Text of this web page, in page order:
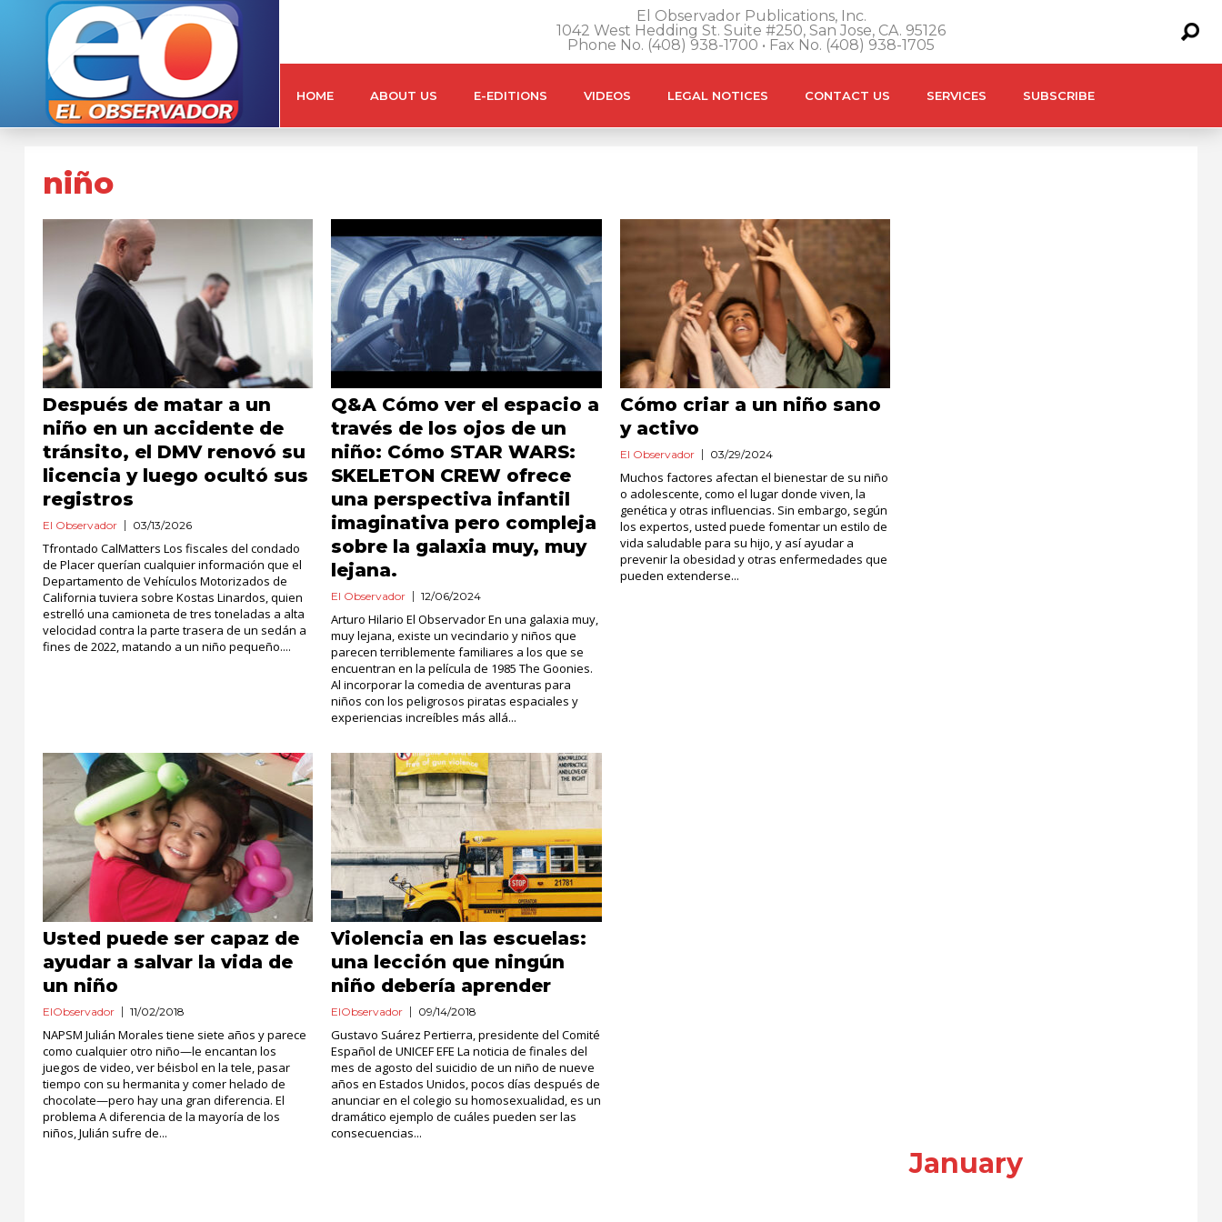
El Observador Publications, Inc.
1042 West Hedding St. Suite #250, San Jose, CA. 95126
Phone No. (408) 938-1700 • Fax No. (408) 938-1705
HOME ABOUT US E-EDITIONS VIDEOS LEGAL NOTICES CONTACT US SERVICES SUBSCRIBE
niño
Después de matar a un
niño en un accidente de
tránsito, el DMV renovó su
licencia y luego ocultó sus
registros
El Observador 03/13/2026
Tfrontado CalMatters Los fiscales del condado
de Placer querían cualquier información que el
Departamento de Vehículos Motorizados de
California tuviera sobre Kostas Linardos, quien
estrelló una camioneta de tres toneladas a alta
velocidad contra la parte trasera de un sedán a
fines de 2022, matando a un niño pequeño....
Q&A Cómo ver el espacio a
través de los ojos de un
niño: Cómo STAR WARS:
SKELETON CREW ofrece
una perspectiva infantil
imaginativa pero compleja
sobre la galaxia muy, muy
lejana.
El Observador 12/06/2024
Arturo Hilario El Observador En una galaxia muy,
muy lejana, existe un vecindario y niños que
parecen terriblemente familiares a los que se
encuentran en la película de 1985 The Goonies.
Al incorporar la comedia de aventuras para
niños con los peligrosos piratas espaciales y
experiencias increíbles más allá...
Cómo criar a un niño sano
y activo
El Observador 03/29/2024
Muchos factores afectan el bienestar de su niño
o adolescente, como el lugar donde viven, la
genética y otras influencias. Sin embargo, según
los expertos, usted puede fomentar un estilo de
vida saludable para su hijo, y así ayudar a
prevenir la obesidad y otras enfermedades que
pueden extenderse...
Usted puede ser capaz de
ayudar a salvar la vida de
un niño
ElObservador 11/02/2018
NAPSM Julián Morales tiene siete años y parece
como cualquier otro niño—le encantan los
juegos de video, ver béisbol en la tele, pasar
tiempo con su hermanita y comer helado de
chocolate—pero hay una gran diferencia. El
problema A diferencia de la mayoría de los
niños, Julián sufre de...
Violencia en las escuelas:
una lección que ningún
niño debería aprender
ElObservador 09/14/2018
Gustavo Suárez Pertierra, presidente del Comité
Español de UNICEF EFE La noticia de finales del
mes de agosto del suicidio de un niño de nueve
años en Estados Unidos, pocos días después de
anunciar en el colegio su homosexualidad, es un
dramático ejemplo de cuáles pueden ser las
consecuencias...
January